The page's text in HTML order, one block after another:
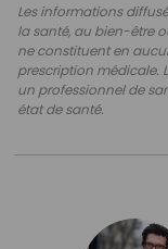
Les informations
la santé, au bien-être
ne constituent en
prescription médicale.
un professionnel de
état de santé.